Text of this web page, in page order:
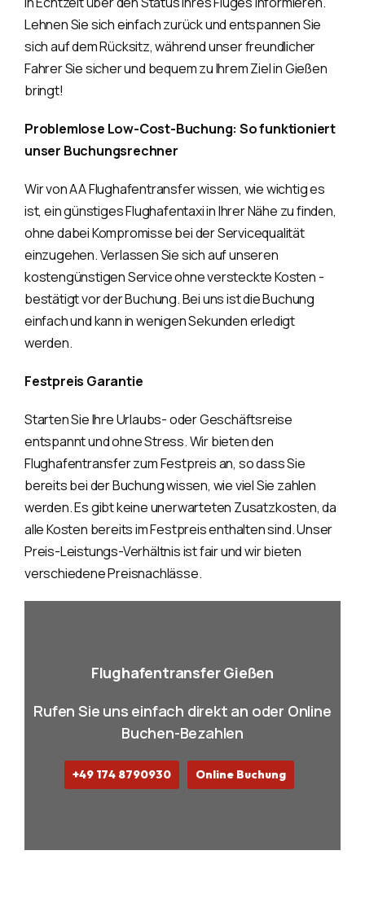
Lehnen Sie sich einfach zurück und entspannen Sie
sich auf dem Rücksitz, während unser freundlicher
Fahrer Sie sicher und bequem zu Ihrem Ziel in Gießen
bringt!
Problemlose Low-Cost-Buchung: So funktioniert
unser Buchungsrechner
Wir von AA Flughafentransfer wissen, wie wichtig es
ist, ein günstiges Flughafentaxi in Ihrer Nähe zu finden,
ohne dabei Kompromisse bei der Servicequalität
einzugehen. Verlassen Sie sich auf unseren
kostengünstigen Service ohne versteckte Kosten -
bestätigt vor der Buchung. Bei uns ist die Buchung
einfach und kann in wenigen Sekunden erledigt
werden.
Festpreis Garantie
Starten Sie Ihre Urlaubs- oder Geschäftsreise
entspannt und ohne Stress. Wir bieten den
Flughafentransfer zum Festpreis an, so dass Sie
bereits bei der Buchung wissen, wie viel Sie zahlen
werden. Es gibt keine unerwarteten Zusatzkosten, da
alle Kosten bereits im Festpreis enthalten sind. Unser
Preis-Leistungs-Verhältnis ist fair und wir bieten
verschiedene Preisnachlässe.
Flughafentransfer Gießen
Rufen Sie uns einfach direkt an oder Online
Buchen-Bezahlen
+49 174 8790930 Online Buchung